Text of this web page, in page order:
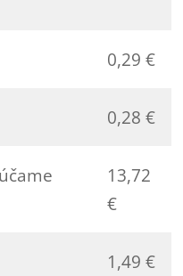
0,29 €
0,28 €
13,72
€
1,49 €